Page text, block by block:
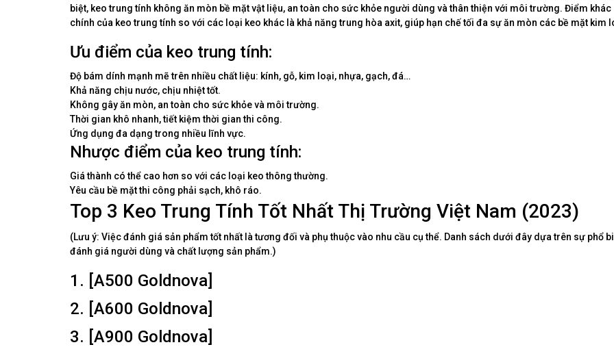
biệt, keo trung tính không ăn mòn bề mặt vật liệu, an toàn cho sức khỏe người dùng và thân thiện với môi trường. Điểm khác
chính của keo trung tính so với các loại keo khác là khả năng trung hòa axit, giúp hạn chế tối đa sự ăn mòn các bề mặt kim
Ưu điểm của keo trung tính:
Độ bám dính mạnh mẽ trên nhiều chất liệu: kính, gỗ, kim loại, nhựa, gạch, đá…
Khả năng chịu nước, chịu nhiệt tốt.
Không gây ăn mòn, an toàn cho sức khỏe và môi trường.
Thời gian khô nhanh, tiết kiệm thời gian thi công.
Ứng dụng đa dạng trong nhiều lĩnh vực.
Nhược điểm của keo trung tính:
Giá thành có thể cao hơn so với các loại keo thông thường.
Yêu cầu bề mặt thi công phải sạch, khô ráo.
Top 3 Keo Trung Tính Tốt Nhất Thị Trường Việt Nam (2023)
(Lưu ý: Việc đánh giá sản phẩm tốt nhất là tương đối và phụ thuộc vào nhu cầu cụ thể. Danh sách dưới đây dựa trên sự phổ
đánh giá người dùng và chất lượng sản phẩm.)
1. [A500 Goldnova]
2. [A600 Goldnova]
3. [A900 Goldnova]